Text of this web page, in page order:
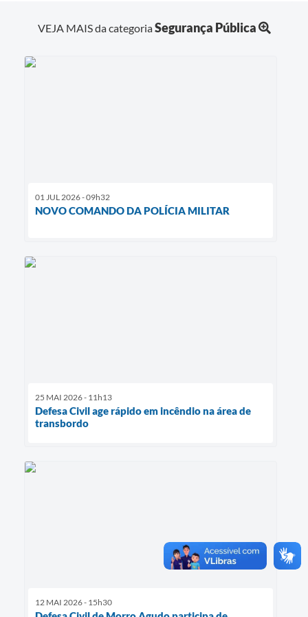
VEJA MAIS da categoriaSegurança Pública
01 JUL 2026 - 09h32
NOVO COMANDO DA POLÍCIA MILITAR
25 MAI 2026 - 11h13
Defesa Civil age rápido em incêndio na área de
transbordo
12 MAI 2026 - 15h30